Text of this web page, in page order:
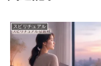
スピリチュアル